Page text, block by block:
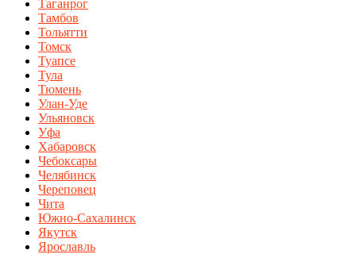
Таганрог
Тамбов
Тольятти
Томск
Туапсе
Тула
Тюмень
Улан-Уде
Ульяновск
Уфа
Хабаровск
Чебоксары
Челябинск
Череповец
Чита
Южно-Сахалинск
Якутск
Ярославль